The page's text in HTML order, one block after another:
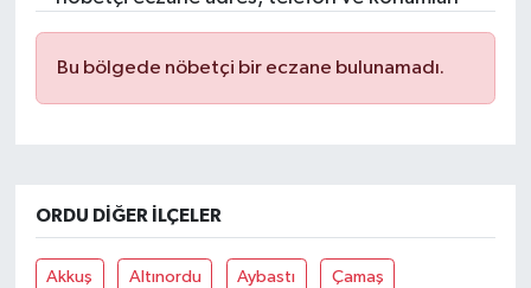
Bu bölgede nöbetçi bir eczane bulunamadı.
ORDU DIĞER İLÇELER
Akkuş Altınordu Aybastı Çamaş